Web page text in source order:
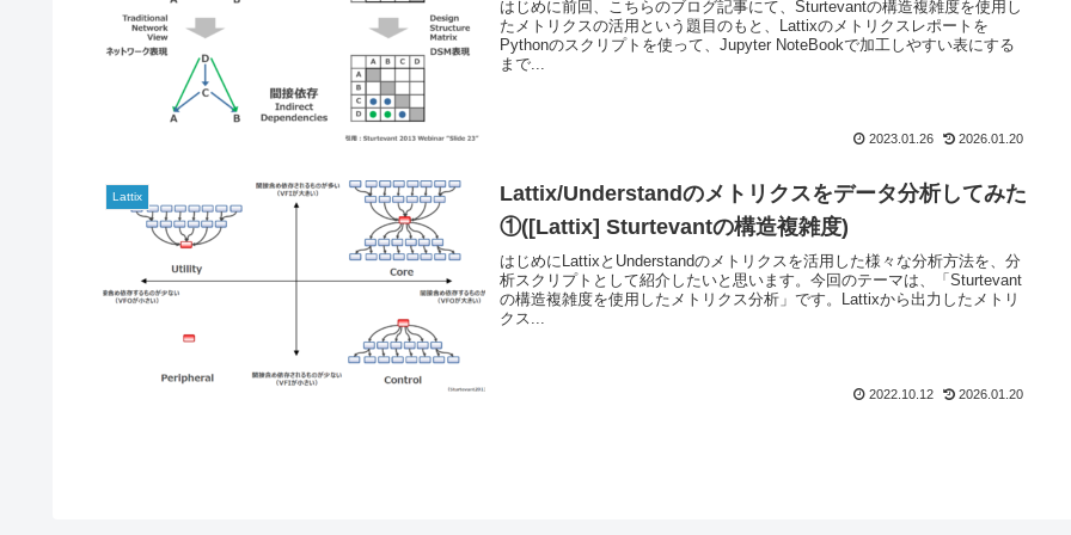
はじめに前回、こちらのブログ記事にて、Sturtevantの構造複雑度を使用し
たメトリクスの活用という題目のもと、Lattixのメトリクスレポートを
Pythonのスクリプトを使って、Jupyter NoteBookで加工しやすい表にする
まで...
2023.01.26 2026.01.20
Lattix
Lattix/Understandのメトリクスをデータ分析してみた
①([Lattix] Sturtevantの構造複雑度)
はじめにLattixとUnderstandのメトリクスを活用した様々な分析方法を、分
析スクリプトとして紹介したいと思います。今回のテーマは、「Sturtevant
の構造複雑度を使用したメトリクス分析」です。Lattixから出力したメトリ
クス...
2022.10.12 2026.01.20